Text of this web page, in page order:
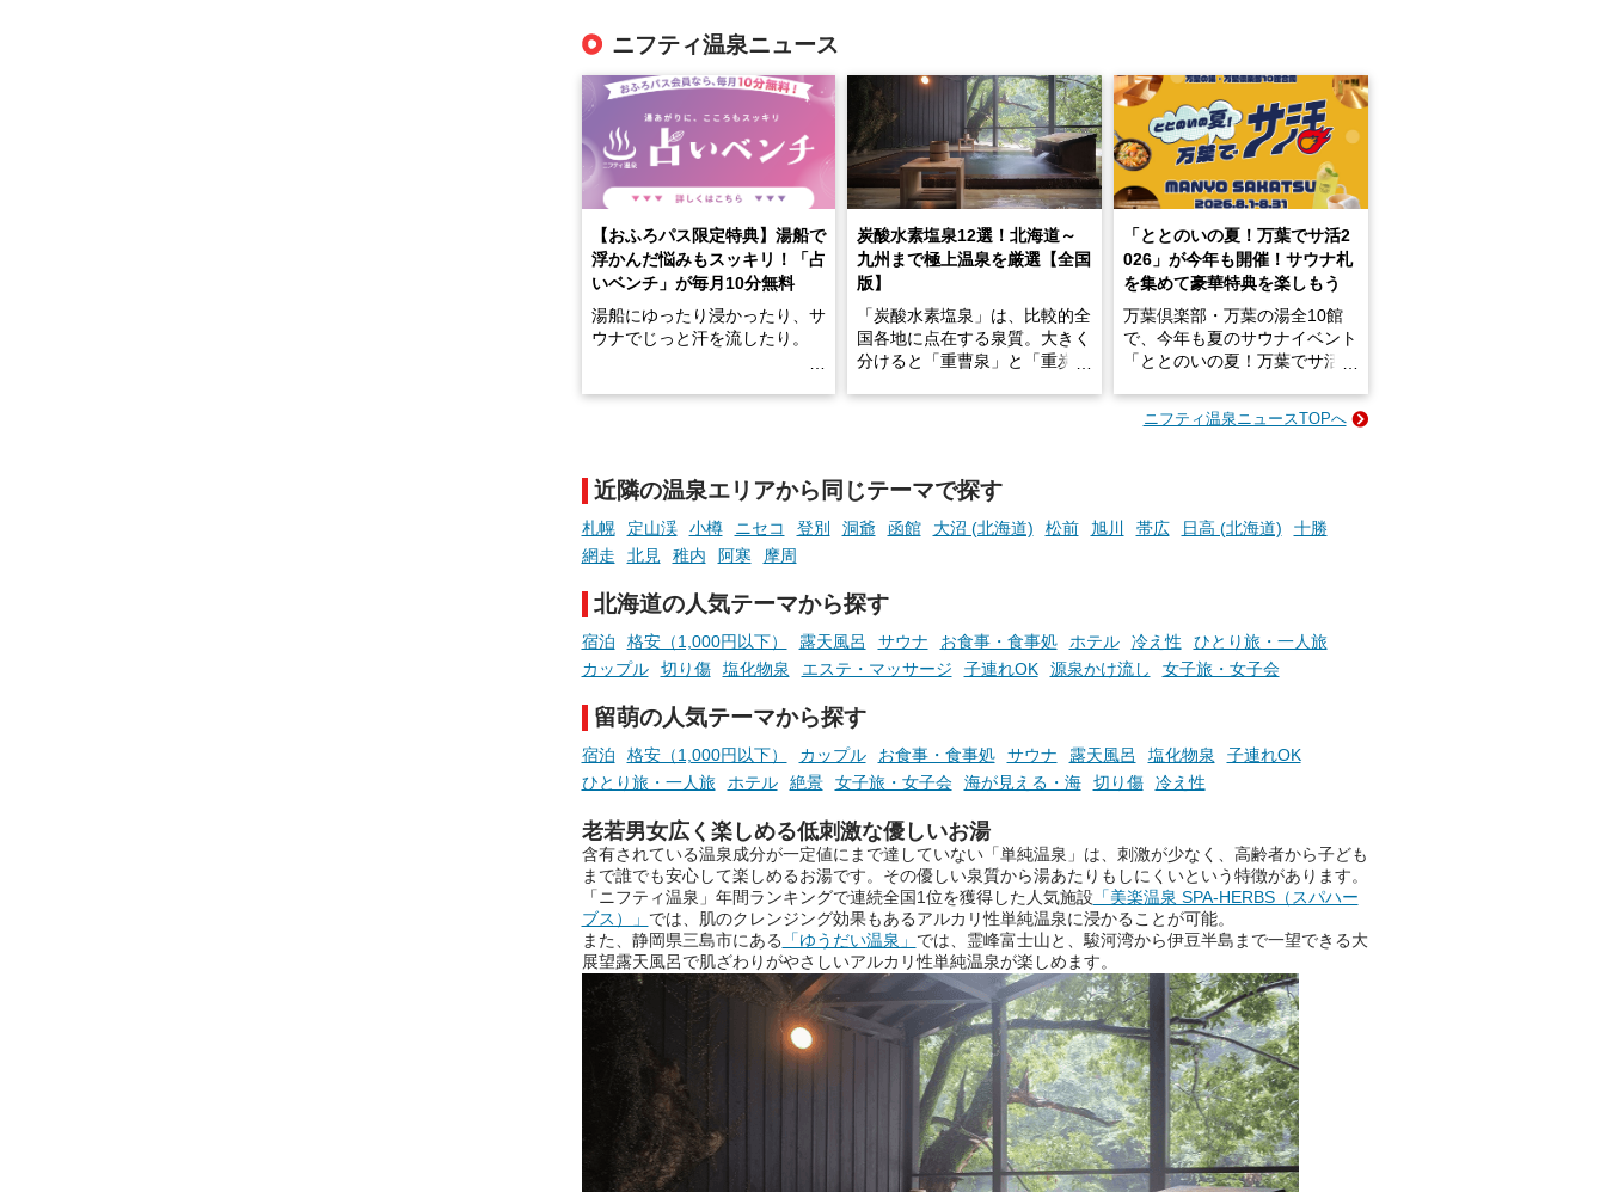
ニフティ温泉ニュース
【おふろパス限定特典】湯船で
浮かんだ悩みもスッキリ！「占
いベンチ」が毎月10分無料
湯船にゆったり浸かったり、サ
ウナでじっと汗を流したり。
た「これからのこと」や「ちょ
っとした悩み」が、頭に浮かん
でくることはありませんか？
お風呂でリラックスしているか
らこそ向き合える、大切な自分
の本音。
そんな心のつぶやきを、湯あが
りの温まった心のまま相談でき
たら素敵ですよね。
ニフティ温泉の「占いベンチ」
は、そんなあなたの心のつぶや
きをプロの占い師に相談するこ
とができるサービスです。
おふろパス会員様なら、この特
別なひとときを「毎月10分無
料」でご利用いただけます。
お湯で体がほぐれたら、次は占
い師さんとお話しして、心もほ
ぐしてみませんか？
炭酸水素塩泉12選！北海道～
九州まで極上温泉を厳選【全国
版】
「炭酸水素塩泉」は、比較的全
国各地に点在する泉質。大きく
分けると「重曹泉」と「重炭酸
す。
今回は筆者自ら入浴した中か
日帰り入浴可能で、源泉かけ流
しと泉質の良さにこだわりつ
つ、万人におすすめしたい施設
を厳選しました。
「ととのいの夏！万葉でサ活2
026」が今年も開催！サウナ札
を集めて豪華特典を楽しもう
万葉倶楽部・万葉の湯全10館
で、今年も夏のサウナイベント
「ととのいの夏！万葉でサ活2
2026年8月1日（土）～8月31
札」を集めることで、オリジナ
ルグッズや無料券などの特典と
ュやアウフグースなど、サウナ
好きにはたまらない多彩なイベ
ントも予定されています。ぜひ
───
提供元：万葉倶楽部株式会社
【PR】
ニフティ温泉ニュースTOPへ
近隣の温泉エリアから同じテーマで探す
札幌 定山渓 小樽 ニセコ 登別 洞爺 函館 大沼 (北海道) 松前 旭川 帯広 日高 (北海道)
十勝
網走
北見 稚内 阿寒 摩周
北海道の人気テーマから探す
宿泊 格安（1,000円以下） 露天風呂 サウナ お食事・食事処 ホテル 冷え性
ひとり旅・一人旅
カップル
切り傷 塩化物泉 エステ・マッサージ 子連れOK 源泉かけ流し 女子旅・女子会
留萌の人気テーマから探す
宿泊 格安（1,000円以下） カップル お食事・食事処 サウナ 露天風呂 塩化物泉
子連れOK
ひとり旅・一人旅
ホテル 絶景 女子旅・女子会 海が見える・海 切り傷 冷え性
老若男女広く楽しめる低刺激な優しいお湯
含有されている温泉成分が一定値にまで達していない「単純温泉」は、刺激が少なく、高齢者から子ども
まで誰でも安心して楽しめるお湯です。その優しい泉質から湯あたりもしにくいという特徴があります。
「ニフティ温泉」年間ランキングで連続全国1位を獲得した人気施設 「美楽温泉 SPA-HERBS（スパハー
ブス）」 では、肌のクレンジング効果もあるアルカリ性単純温泉に浸かることが可能。
また、静岡県三島市にある 「ゆうだい温泉」 では、霊峰富士山と、駿河湾から伊豆半島まで一望できる大
展望露天風呂で肌ざわりがやさしいアルカリ性単純温泉が楽しめます。